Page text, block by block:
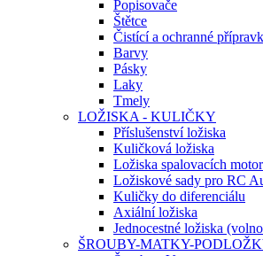
Popisovače
Štětce
Čistící a ochranné
Barvy
Pásky
Laky
Tmely
LOŽISKA - KULIČKY
Příslušenství ložiska
Kuličková ložiska
Ložiska spalovacích
Ložiskové sady pro RC
Kuličky do diferenciálu
Axiální ložiska
Jednocestné ložiska
ŠROUBY-MATKY-